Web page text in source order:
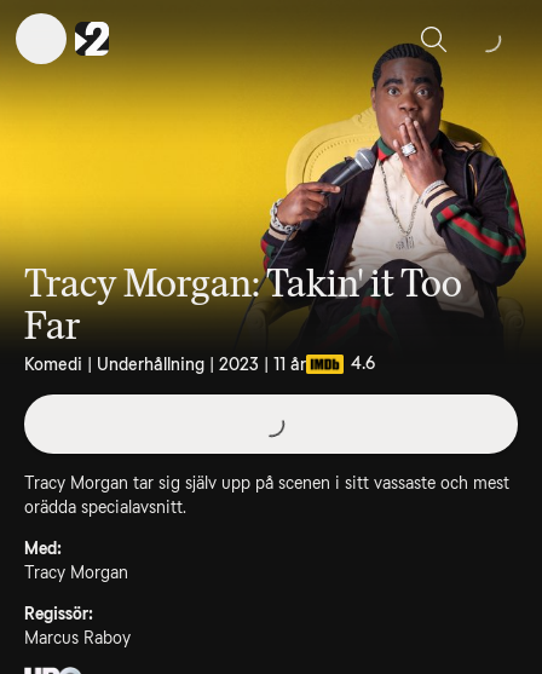
Sök
Tracy Morgan: Takin' it Too
Far
Komedi | Underhållning | 2023 | 11 år 4.6
Tracy Morgan tar sig själv upp på scenen i sitt vassaste och mest
orädda specialavsnitt.
Med:
Tracy Morgan
Regissör:
Marcus Raboy